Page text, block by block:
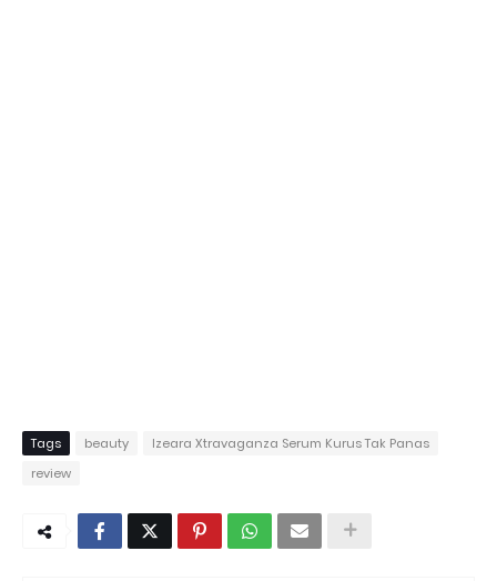
Tags beauty
Izeara Xtravaganza Serum Kurus Tak Panas
review